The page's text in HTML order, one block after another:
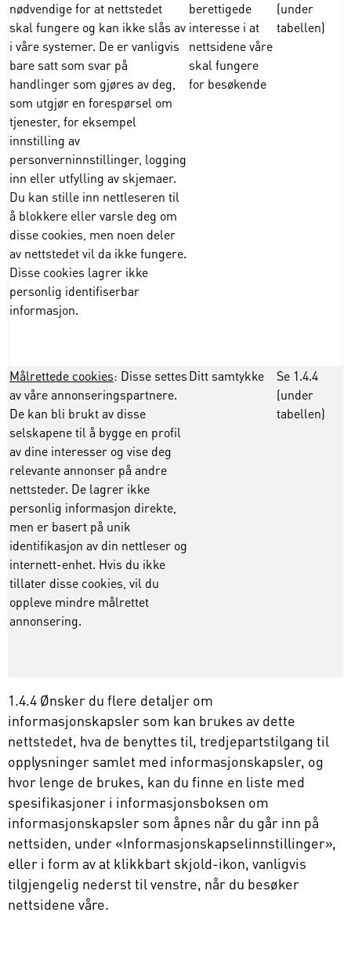
nødvendige for at nettstedet
skal fungere og kan ikke slås av
i våre systemer. De er vanligvis
bare satt som svar på
handlinger som gjøres av deg,
som utgjør en forespørsel om
tjenester, for eksempel
innstilling av
personverninnstillinger, logging
inn eller utfylling av skjemaer.
Du kan stille inn nettleseren til
å blokkere eller varsle deg om
disse cookies, men noen deler
av nettstedet vil da ikke fungere.
Disse cookies lagrer ikke
personlig identifiserbar
informasjon.
berettigede
interesse i at
nettsidene våre
skal fungere
for besøkende
(under
tabellen)
Målrettede cookies: Disse settes
av våre annonseringspartnere.
De kan bli brukt av disse
selskapene til å bygge en profil
av dine interesser og vise deg
relevante annonser på andre
nettsteder. De lagrer ikke
personlig informasjon direkte,
men er basert på unik
identifikasjon av din nettleser og
internett-enhet. Hvis du ikke
tillater disse cookies, vil du
oppleve mindre målrettet
annonsering.
Ditt samtykke
Se 1.4.4
(under
tabellen)
1.4.4 Ønsker du flere detaljer om
informasjonskapsler som kan brukes av dette
nettstedet, hva de benyttes til, tredjepartstilgang til
opplysninger samlet med informasjonskapsler, og
hvor lenge de brukes, kan du finne en liste med
spesifikasjoner i informasjonsboksen om
informasjonskapsler som åpnes når du går inn på
nettsiden, under «Informasjonskapselinnstillinger»,
eller i form av at klikkbart skjold-ikon, vanligvis
tilgjengelig nederst til venstre, når du besøker
nettsidene våre.